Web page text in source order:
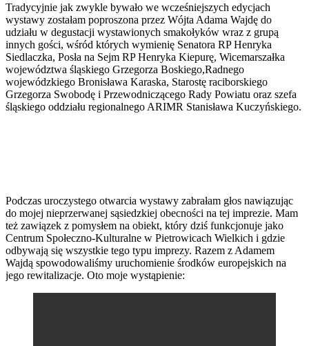
Tradycyjnie jak zwykle bywało we wcześniejszych edycjach
wystawy zostałam poproszona przez Wójta Adama Wajdę do
udziału w degustacji wystawionych smakołyków wraz z grupą
innych gości, wśród których wymienię Senatora RP Henryka
Siedlaczka, Posła na Sejm RP Henryka Kiepurę, Wicemarszałka
województwa śląskiego Grzegorza Boskiego,Radnego
wojewódzkiego Bronisława Karaska, Starostę raciborskiego
Grzegorza Swobodę i Przewodniczącego Rady Powiatu oraz szefa
śląskiego oddziału regionalnego ARIMR Stanisława Kuczyńskiego.
Podczas uroczystego otwarcia wystawy zabrałam głos nawiązując
do mojej nieprzerwanej sąsiedzkiej obecności na tej imprezie. Mam
też zawiązek z pomysłem na obiekt, który dziś funkcjonuje jako
Centrum Społeczno-Kulturalne w Pietrowicach Wielkich i gdzie
odbywają się wszystkie tego typu imprezy. Razem z Adamem
Wajdą spowodowaliśmy uruchomienie środków europejskich na
jego rewitalizacje. Oto moje wystąpienie: